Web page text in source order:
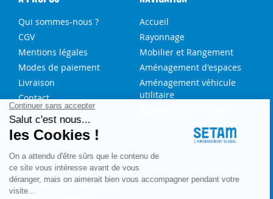
Qui sommes-nous ?
CGV
Mentions légales
Modes de paiement
Livraison
Contact
Accueil
Rayonnage
Mobilier et Rangement
Aménagement d'espaces
Aménagement véhicule
utilitaire
NOS SERVICES
FAQ
Blog
Aide au choix rayonnage